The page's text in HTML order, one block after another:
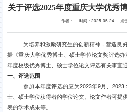
关于评选2025年度重庆大学优秀
作者： 时间：2025-05-24 点
为培养和激励研究生的创新精神，营造良
据《重庆大学优秀博士、硕士学位论文奖评选
年度校级优秀博士、硕士学位论文评选有关事宜
一、评选范围
参加本年度评选的应为2023年9月、 2023
士、硕士学位获得者的学位论文。论文作者可提
表的学术成果等。